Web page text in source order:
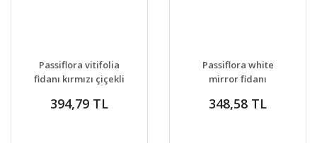
Passiflora vitifolia
fidanı kırmızı çiçekli
394,79 TL
Passiflora white
mirror fidanı
348,58 TL